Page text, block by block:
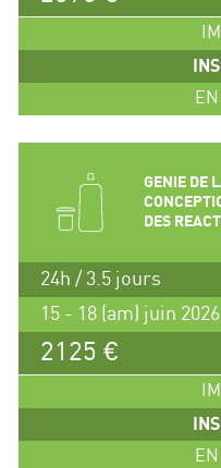
GENIE DE
DES
24h / 3.5 jours
15 - 18 (am) juin
2125 €